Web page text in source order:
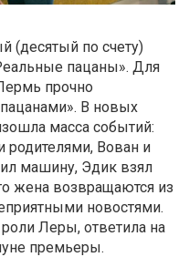
(десятый по счету)
пацаны». Для
прочно
В новых
масса событий:
родителями, Вован и
машину, Эдик взял
жена возвращаются из
новостями.
Леры, ответила на
премьеры.